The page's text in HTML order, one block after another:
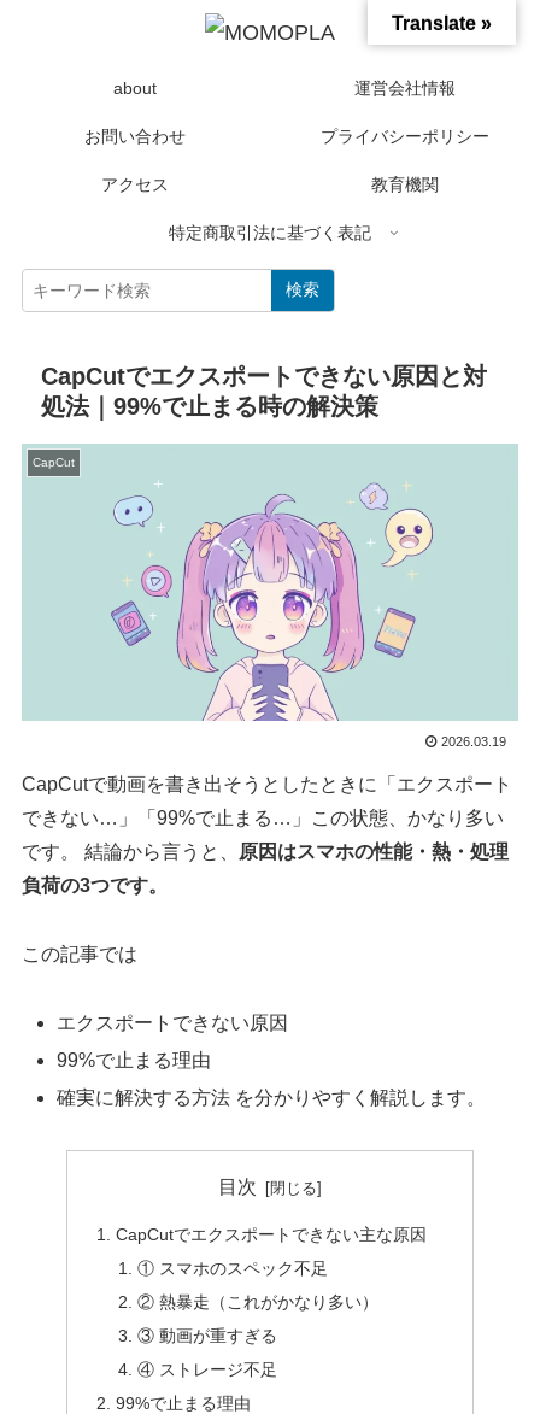
about 運営会社情報
お問い合わせ プライバシーポリシー
アクセス 教育機関
特定商取引法に基づく表記
検索
CapCutでエクスポートできない原因と対
処法｜99%で止まる時の解決策
CapCut
2026.03.19
CapCutで動画を書き出そうとしたときに「エクスポート
できない…」「99%で止まる…」この状態、かなり多い
です。 結論から言うと、
原因はスマホの性能・熱・処理
負荷の3つです。
この記事では
エクスポートできない原因
99%で止まる理由
確実に解決する方法 を分かりやすく解説します。
目次
CapCutでエクスポートできない主な原因
① スマホのスペック不足
② 熱暴走（これがかなり多い）
③ 動画が重すぎる
④ ストレージ不足
99%で止まる理由
Translate »